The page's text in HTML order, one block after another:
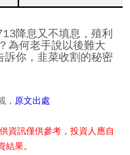
降息又不填息，殖利
為何老手說以後難大
訴你，韭菜收割的秘密
， 原文出處
資訊僅供參考，投資人應自
果。